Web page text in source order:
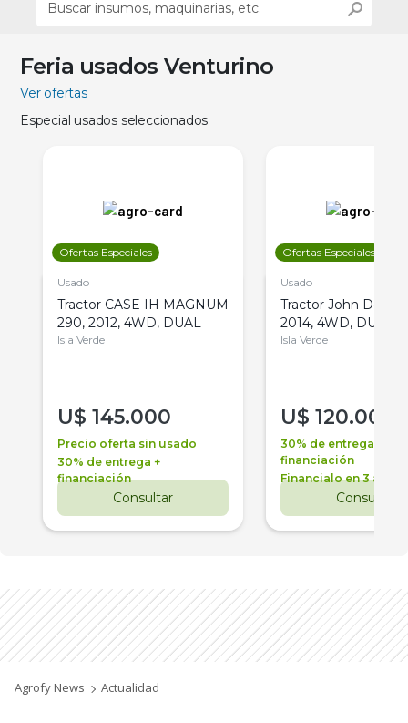
Feria usados Venturino
Ver ofertas
Especial usados seleccionados
Ofertas Especiales
Usado
Tractor CASE IH MAGNUM
290, 2012, 4WD, DUAL
Isla Verde
U$ 145.000
Precio oferta sin usado
30% de entrega +
financiación
Consultar
Ofertas Especiales
Usado
Tractor John Deere
2014, 4WD, DUAL
Isla Verde
U$ 120.000
30% de entrega +
financiación
Financialo en 3 años
Consultar
Agrofy News Actualidad